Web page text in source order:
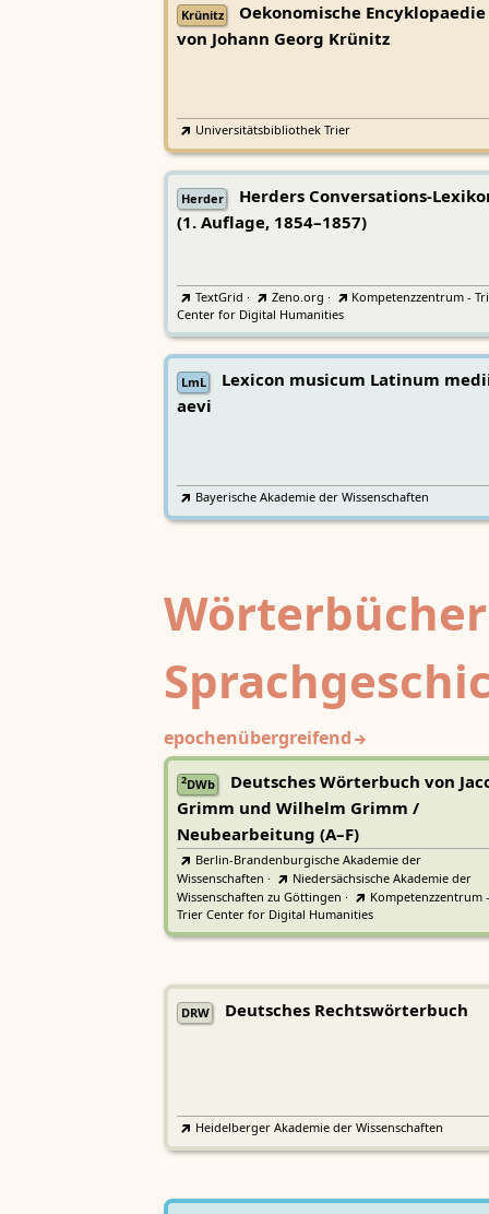
Krünitz
Oekonomische Encyklopaedie
von Johann Georg Krünitz
Universitätsbibliothek Trier
Herder
Herders Conversations-
(1. Auflage, 1854–1857)
TextGrid · Zeno.org ·
Kompetenzzentrum -
Center for Digital Humanities
LmL
Lexicon musicum Latinum
aevi
Bayerische Akademie der Wissenschaften
epochenübergreifend
2DWb
Deutsches Wörterbuch von
Grimm und Wilhelm Grimm /
Neubearbeitung (A–F)
Berlin-Brandenburgische Akademie der
Wissenschaften ·
Niedersächsische Akademie der
Wissenschaften zu Göttingen ·
Kompetenzzentrum -
Trier Center for Digital Humanities
DRW Deutsches Rechtswörterbuch
Heidelberger Akademie der Wissenschaften